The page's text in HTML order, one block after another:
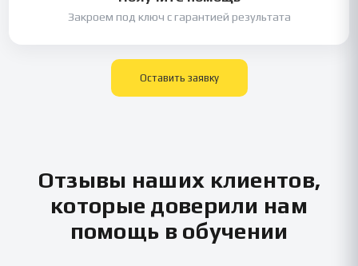
Закроем под ключ с гарантией результата
Оставить заявку
Отзывы наших клиентов,
которые доверили нам
помощь в обучении